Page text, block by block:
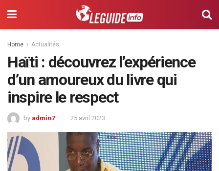
Home Actualités
Haïti : découvrez l’expérience
d’un amoureux du livre qui
inspire le respect
by admin7 25 avril 2023